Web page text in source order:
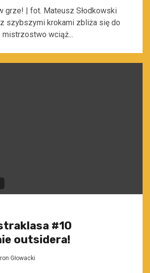
grze! | fot. Mateusz Słodkowski
szybszymi krokami zbliża się do
mistrzostwo wciąż...
#10
outsidera!
Głowacki